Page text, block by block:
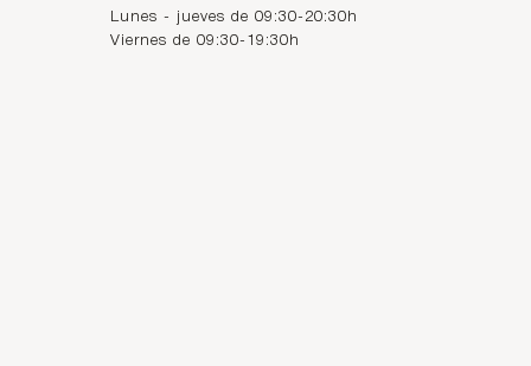
Lunes - jueves de 09:30-20:30h
Viernes de 09:30-19:30h